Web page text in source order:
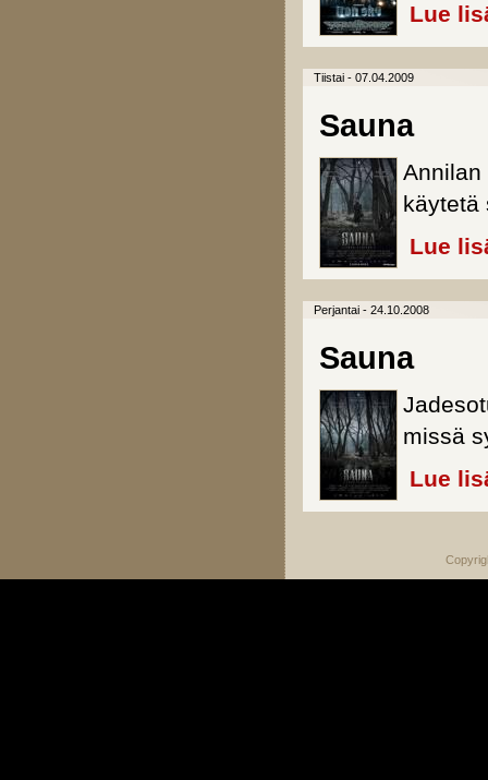
Lue
Tiistai - 07.04.2009
Sauna
Annilan
käytetä
Lue
Perjantai - 24.10.2008
Sauna
missä
Lue